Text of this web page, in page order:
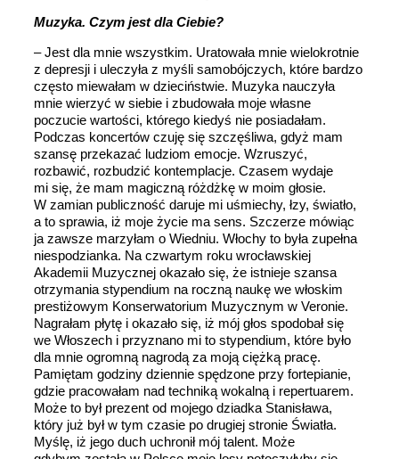
Muzyka. Czym jest dla Ciebie?
– Jest dla mnie wszystkim. Uratowała mnie wielokrotnie
z depresji i uleczyła z myśli samobójczych, które bardzo
często miewałam w dzieciństwie. Muzyka nauczyła
mnie wierzyć w siebie i zbudowała moje własne
poczucie wartości, którego kiedyś nie posiadałam.
Podczas koncertów czuję się szczęśliwa, gdyż mam
szansę przekazać ludziom emocje. Wzruszyć,
rozbawić, rozbudzić kontemplacje. Czasem wydaje
mi się, że mam magiczną różdżkę w moim głosie.
W zamian publiczność daruje mi uśmiechy, łzy, światło,
a to sprawia, iż moje życie ma sens. Szczerze mówiąc
ja zawsze marzyłam o Wiedniu. Włochy to była zupełna
niespodzianka. Na czwartym roku wrocławskiej
Akademii Muzycznej okazało się, że istnieje szansa
otrzymania stypendium na roczną naukę we włoskim
prestiżowym Konserwatorium Muzycznym w Veronie.
Nagrałam płytę i okazało się, iż mój głos spodobał się
we Włoszech i przyznano mi to stypendium, które było
dla mnie ogromną nagrodą za moją ciężką pracę.
Pamiętam godziny dziennie spędzone przy fortepianie,
gdzie pracowałam nad techniką wokalną i repertuarem.
Może to był prezent od mojego dziadka Stanisława,
który już był w tym czasie po drugiej stronie Światła.
Myślę, iż jego duch uchronił mój talent. Może